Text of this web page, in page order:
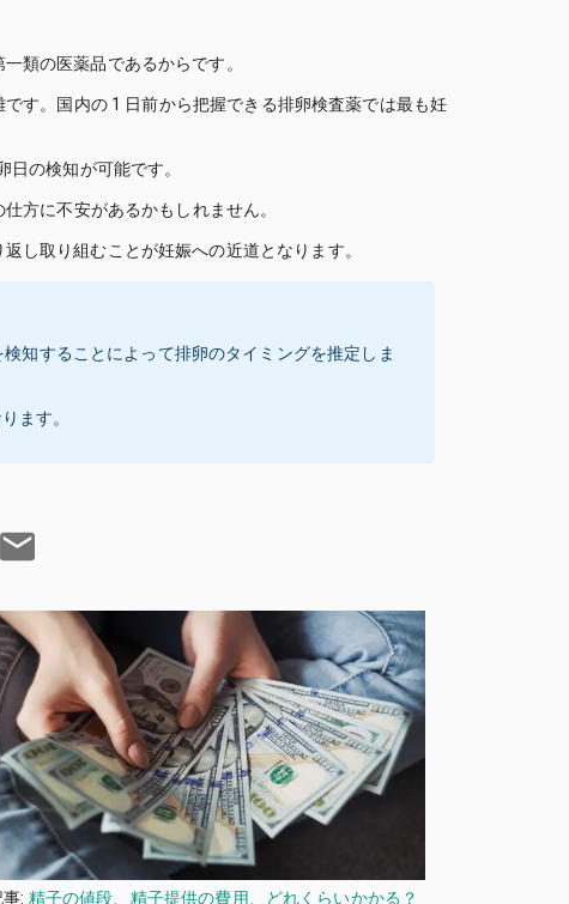
類の医薬品であるからです。
す。国内の 1 日前から把握できる排卵検査薬では最も妊
の検知が可能です。
方に不安があるかもしれません。
し取り組むことが妊娠への近道となります。
知することによって排卵のタイミングを推定しま
ます。
: 精子の値段、精子提供の費用、どれくらいかかる？